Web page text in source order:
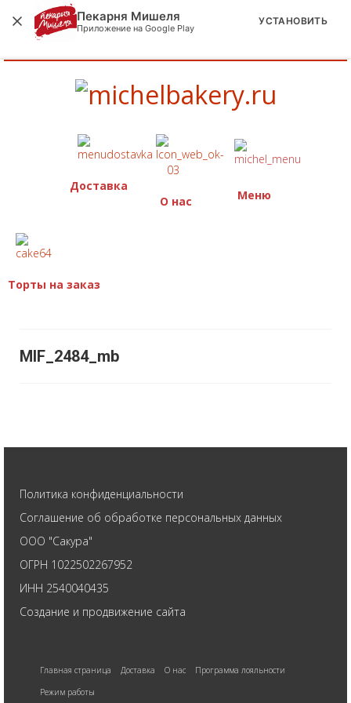
Доставка
О нас
Меню
Торты на заказ
MIF_2484_mb
Политика конфиденциальности
Соглашение об обработке персональных данных
ООО "Сакура"
ОГРН 1022502267952
ИНН 2540040435
Создание и продвижение сайта
Главная страница Доставка О нас
Программа лояльности
Режим работы
Пекарня Мишеля
Приложение на Google Play
УСТАНОВИТЬ